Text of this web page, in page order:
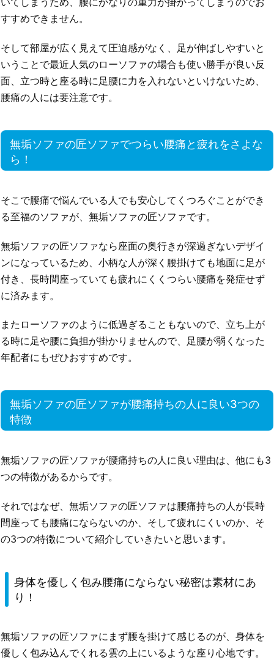
すすめできません。
そして部屋が広く見えて圧迫感がなく、足が伸ばしやすいと
いうことで最近人気のローソファの場合も使い勝手が良い反
面、立つ時と座る時に足腰に力を入れないといけないため、
腰痛の人には要注意です。
無垢ソファの匠ソファでつらい腰痛と疲れをさよな
ら！
そこで腰痛で悩んでいる人でも安心してくつろぐことができ
る至福のソファが、無垢ソファの匠ソファです。
無垢ソファの匠ソファなら座面の奥行きが深過ぎないデザイ
ンになっているため、小柄な人が深く腰掛けても地面に足が
付き、長時間座っていても疲れにくくつらい腰痛を発症せず
に済みます。
またローソファのように低過ぎることもないので、立ち上が
る時に足や腰に負担が掛かりませんので、足腰が弱くなった
年配者にもぜひおすすめです。
無垢ソファの匠ソファが腰痛持ちの人に良い3つの
特徴
無垢ソファの匠ソファが腰痛持ちの人に良い理由は、他にも3
つの特徴があるからです。
それではなぜ、無垢ソファの匠ソファは腰痛持ちの人が長時
間座っても腰痛にならないのか、そして疲れにくいのか、そ
の3つの特徴について紹介していきたいと思います。
身体を優しく包み腰痛にならない秘密は素材にあ
り！
無垢ソファの匠ソファにまず腰を掛けて感じるのが、身体を
優しく包み込んでくれる雲の上にいるような座り心地です。